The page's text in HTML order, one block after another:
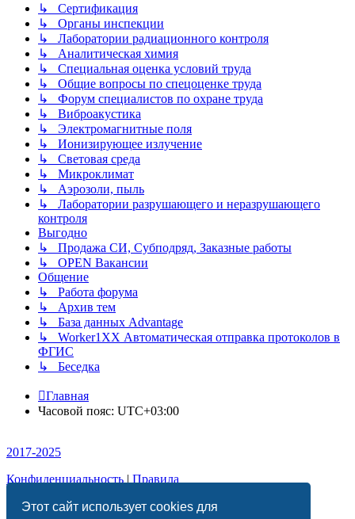
Этот сайт использует cookies для
↳ Сертификация
↳ Органы инспекции
↳ Лаборатории радиационного контроля
↳ Аналитическая химия
↳ Специальная оценка условий труда
↳ Общие вопросы по спецоценке труда
↳ Форум специалистов по охране труда
↳ Виброакустика
↳ Электромагнитные поля
↳ Ионизирующее излучение
↳ Световая среда
↳ Микроклимат
↳ Аэрозоли, пыль
↳ Лаборатории разрушающего и неразрушающего
контроля
Выгодно
↳ Продажа СИ, Субподряд, Заказные работы
↳ OPEN Вакансии
Общение
↳ Работа форума
↳ Архив тем
↳ База данных Advantage
↳ Worker1XX Автоматическая отправка протоколов в
ФГИС
↳ Беседка
Главная
Часовой пояс: UTC+03:00
2017-2025
Конфиденциальность | Правила